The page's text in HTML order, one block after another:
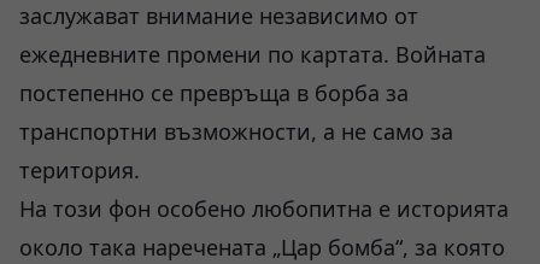
заслужават внимание независимо от
ежедневните промени по картата. Войната
постепенно се превръща в борба за
транспортни възможности, а не само за
територия.
На този фон особено любопитна е историята
около така наречената „Цар бомба“, за която